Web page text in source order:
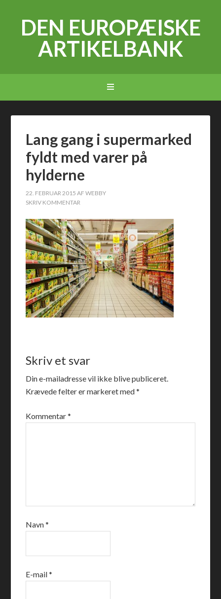
DEN EUROPÆISKE
ARTIKELBANK
Lang gang i supermarked
fyldt med varer på
hylderne
22. FEBRUAR 2015 AFWEBBY
SKRIV KOMMENTAR
Skriv et svar
Din e-mailadresse vil ikke blive publiceret.
Krævede felter er markeret med*
Kommentar*
Navn*
E-mail*